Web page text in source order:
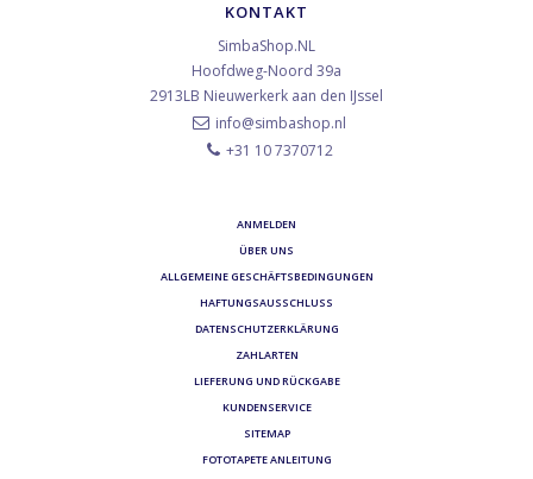
KONTAKT
SimbaShop.NL
Hoofdweg-Noord 39a
2913LB Nieuwerkerk aan den IJssel
info@simbashop.nl
+31 10 7370712
ANMELDEN
ÜBER UNS
ALLGEMEINE GESCHÄFTSBEDINGUNGEN
HAFTUNGSAUSSCHLUSS
DATENSCHUTZERKLÄRUNG
ZAHLARTEN
LIEFERUNG UND RÜCKGABE
KUNDENSERVICE
SITEMAP
FOTOTAPETE ANLEITUNG